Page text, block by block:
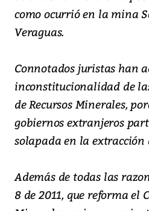
como ocurrió en la mina
Veraguas.
Connotados juristas han
inconstitucionalidad de
de Recursos Minerales,
gobiernos extranjeros
solapada en la extracción
Además de todas las
8 de 2011, que reforma el